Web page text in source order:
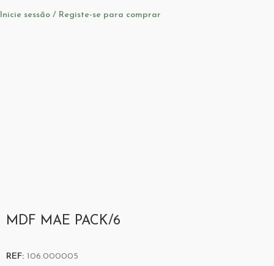
Inicie sessão / Registe-se para comprar
MDF MAE PACK/6
REF: 106.000005